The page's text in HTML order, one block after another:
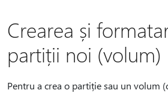
Crearea și
partiții noi (volum)
Pentru a crea o partiție sau un volum